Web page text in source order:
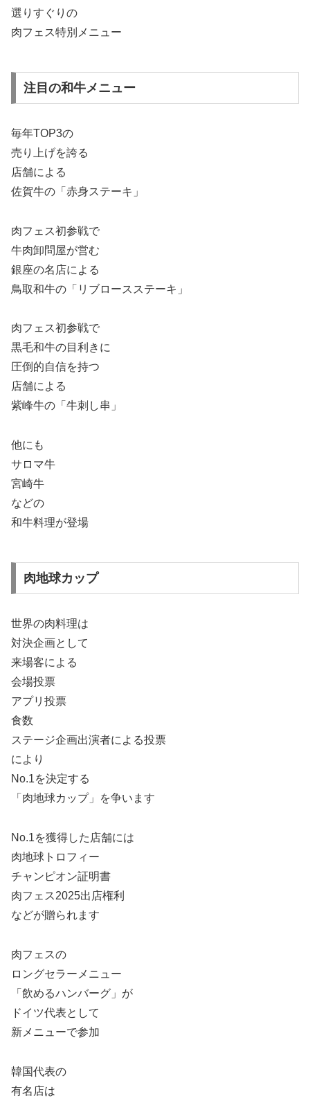
選りすぐりの
肉フェス特別メニュー
注目の和牛メニュー
毎年TOP3の
売り上げを誇る
店舗による
佐賀牛の「赤身ステーキ」
肉フェス初参戦で
牛肉卸問屋が営む
銀座の名店による
鳥取和牛の「リブロースステーキ」
肉フェス初参戦で
黒毛和牛の目利きに
圧倒的自信を持つ
店舗による
紫峰牛の「牛刺し串」
他にも
サロマ牛
宮崎牛
などの
和牛料理が登場
肉地球カップ
世界の肉料理は
対決企画として
来場客による
会場投票
アプリ投票
食数
ステージ企画出演者による投票
により
No.1を決定する
「肉地球カップ」を争います
No.1を獲得した店舗には
肉地球トロフィー
チャンピオン証明書
肉フェス2025出店権利
などが贈られます
肉フェスの
ロングセラーメニュー
「飲めるハンバーグ」が
ドイツ代表として
新メニューで参加
韓国代表の
有名店は